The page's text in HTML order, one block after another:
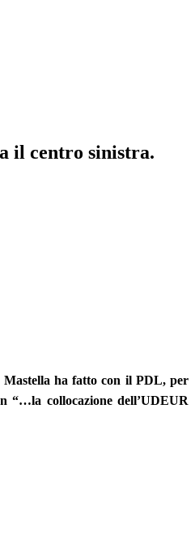
il centro sinistra.
Mastella ha fatto con il PDL, per
“…la collocazione dell’UDEUR